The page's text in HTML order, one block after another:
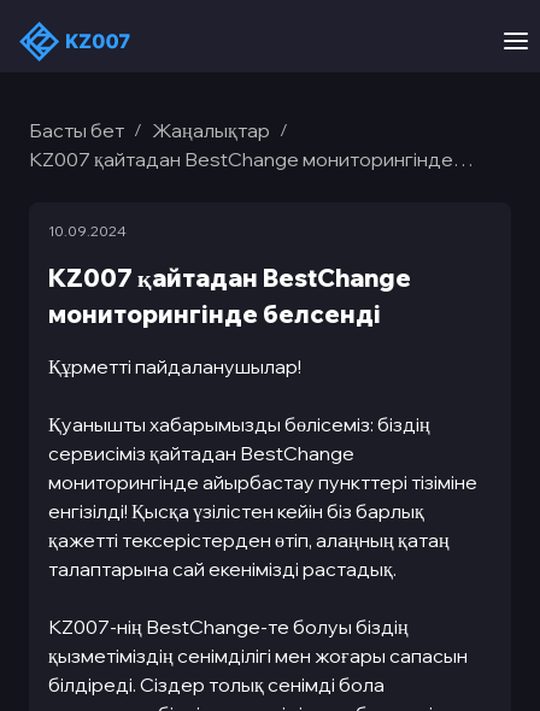
Басты бет / Жаңалықтар /
KZ007 қайтадан BestChange мониторингінде
KZ007 қайтадан BestChange
мониторингінде белсенді
10.09.2024
Құрметті пайдаланушылар!
Қуанышты хабарымызды бөлісеміз: біздің
сервисіміз қайтадан BestChange
мониторингінде айырбастау пункттері тізіміне
енгізілді! Қысқа үзілістен кейін біз барлық
қажетті тексерістерден өтіп, алаңның қатаң
талаптарына сай екенімізді растадық.
KZ007-нің BestChange-те болуы біздің
қызметіміздің сенімділігі мен жоғары сапасын
білдіреді. Сіздер толық сенімді бола